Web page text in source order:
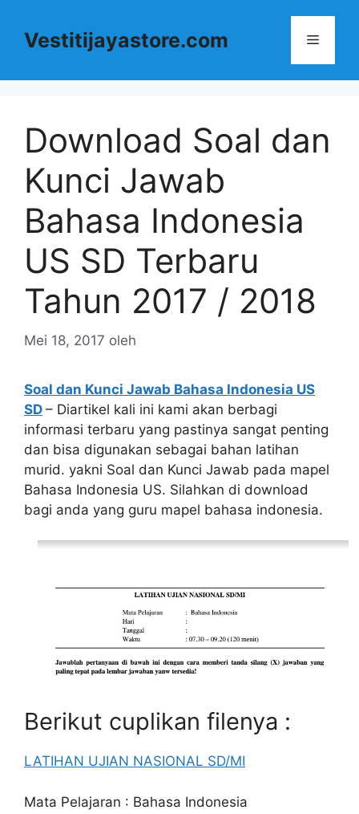
Vestitijayastore.com Menu
Download Soal dan
Kunci Jawab
Bahasa Indonesia
US SD Terbaru
Tahun 2017 / 2018
Mei 18, 2017 oleh
Soal dan Kunci Jawab Bahasa Indonesia US
SD – Diartikel kali ini kami akan berbagi
informasi terbaru yang pastinya sangat penting
dan bisa digunakan sebagai bahan latihan
murid. yakni Soal dan Kunci Jawab pada mapel
Bahasa Indonesia US. Silahkan di download
bagi anda yang guru mapel bahasa indonesia.
Berikut cuplikan filenya :
LATIHAN UJIAN NASIONAL SD/MI
Mata Pelajaran : Bahasa Indonesia